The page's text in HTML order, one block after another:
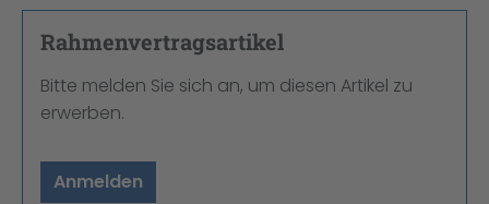
Rahmenvertragsartikel
Bitte melden Sie sich an, um diesen Artikel zu
erwerben.
Anmelden